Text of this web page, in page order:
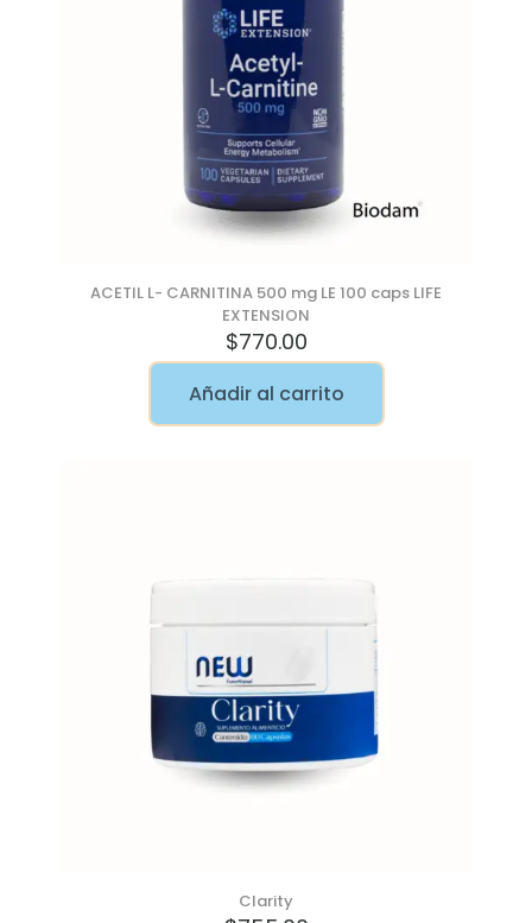
ACETIL L- CARNITINA 500 mg LE 100 caps LIFE
EXTENSION
$770.00
Añadir al carrito
Clarity